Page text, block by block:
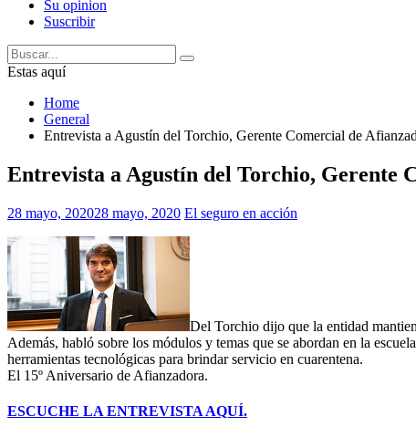
Su opinion
Suscribir
Estas aquí
Home
General
Entrevista a Agustín del Torchio, Gerente Comercial de
Entrevista a Agustín del Torchio, Gerente
28 mayo, 202028 mayo, 2020 El seguro en acción
Del Torchio dijo que la entidad
Además, habló sobre los módulos y temas que se abordan en la
herramientas tecnológicas para brindar servicio en cuarentena.
El 15º Aniversario de Afianzadora.
ESCUCHE LA ENTREVISTA AQUÍ.